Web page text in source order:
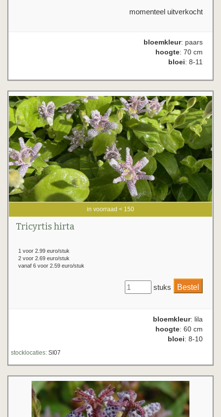
momenteel uitverkocht
bloemkleur: paars
hoogte: 70 cm
bloei: 8-11
in voorraad < 150
Tricyrtis hirta
1 voor 2.99 euro/stuk
2 voor 2.69 euro/stuk
vanaf 6 voor 2.59 euro/stuk
stuks
bloemkleur: lila
hoogte: 60 cm
bloei: 8-10
stocklocaties: SI07